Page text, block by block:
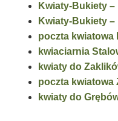
Kwiaty-Bukiety
Kwiaty-Bukiety
poczta kwiatowa
kwiaciarnia
kwiaty do
poczta kwiatowa
kwiaty do